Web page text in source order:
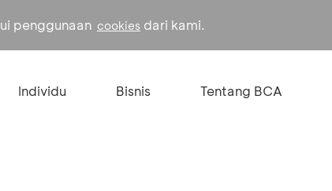
penggunaan cookies dari kami.
Individu Bisnis Tentang BCA